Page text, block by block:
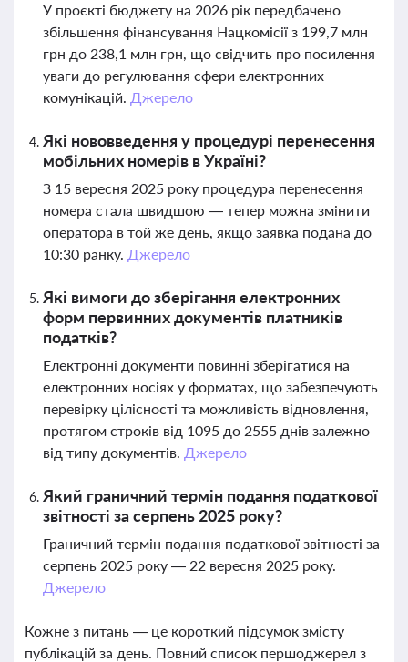
У проєкті бюджету на 2026 рік передбачено
збільшення фінансування Нацкомісії з 199,7 млн
грн до 238,1 млн грн, що свідчить про посилення
уваги до регулювання сфери електронних
комунікацій. Джерело
Які нововведення у процедурі перенесення
мобільних номерів в Україні?
З 15 вересня 2025 року процедура перенесення
номера стала швидшою — тепер можна змінити
оператора в той же день, якщо заявка подана до
10:30 ранку. Джерело
Які вимоги до зберігання електронних
форм первинних документів платників
податків?
Електронні документи повинні зберігатися на
електронних носіях у форматах, що забезпечують
перевірку цілісності та можливість відновлення,
протягом строків від 1095 до 2555 днів залежно
від типу документів. Джерело
Який граничний термін подання податкової
звітності за серпень 2025 року?
Граничний термін подання податкової звітності за
серпень 2025 року — 22 вересня 2025 року.
Джерело
Кожне з питань — це короткий підсумок змісту
публікацій за день. Повний список першоджерел з